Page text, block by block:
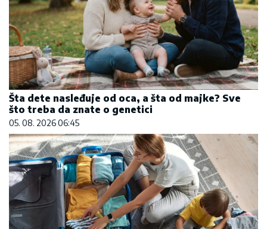
Šta dete nasleđuje od oca, a šta od majke? Sve
što treba da znate o genetici
05. 08. 2026 06:45